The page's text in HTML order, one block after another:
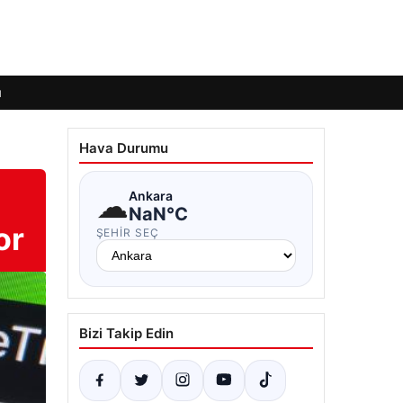
Hava Durumu
☁Ankara
NaN°C
ŞEHIR SEÇ
Bizi Takip Edin